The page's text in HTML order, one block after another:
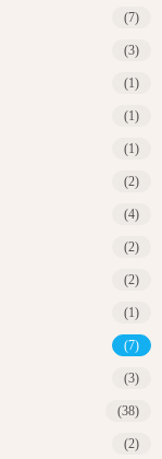
(7)
(3)
(1)
(1)
(1)
(2)
(4)
(2)
(2)
(1)
(7)
(3)
(38)
(2)